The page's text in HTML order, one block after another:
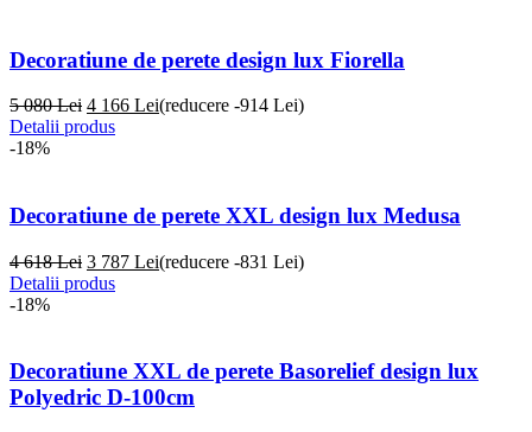
Decoratiune de perete design lux Fiorella
5 080 Lei 4 166 Lei(reducere -914 Lei)
Detalii produs
-18%
Decoratiune de perete XXL design lux Medusa
4 618 Lei 3 787 Lei(reducere -831 Lei)
Detalii produs
-18%
Decoratiune XXL de perete Basorelief design lux
Polyedric D-100cm